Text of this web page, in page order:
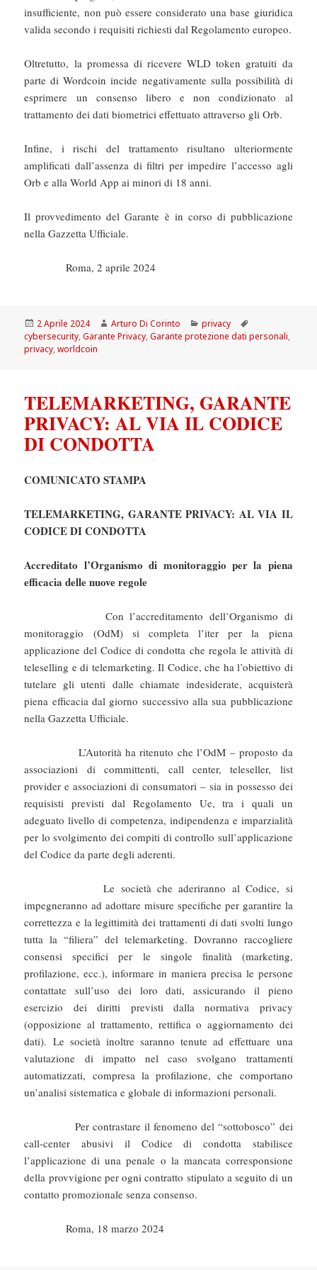
insufficiente, non può essere considerato una base giuridica
valida secondo i requisiti richiesti dal Regolamento europeo.
Oltretutto, la promessa di ricevere WLD token gratuiti da
parte di Wordcoin incide negativamente sulla possibilità di
esprimere un consenso libero e non condizionato al
trattamento dei dati biometrici effettuato attraverso gli Orb.
Infine, i rischi del trattamento risultano ulteriormente
amplificati dall’assenza di filtri per impedire l’accesso agli
Orb e alla World App ai minori di 18 anni.
Il provvedimento del Garante è in corso di pubblicazione
nella Gazzetta Ufficiale.
Roma, 2 aprile 2024
Scritto
il
2 Aprile 2024 Autore
Arturo Di Corinto Categorie
privacy
cybersecurity,Garante Privacy,Garante protezione dati personali,
privacy,worldcoin
TELEMARKETING, GARANTE
PRIVACY: AL VIA IL CODICE
DI CONDOTTA
COMUNICATO STAMPA
TELEMARKETING, GARANTE PRIVACY: AL VIA IL
CODICE DI CONDOTTA
Accreditato l’Organismo di monitoraggio per la piena
efficacia delle nuove regole
Con l’accreditamento dell’Organismo di
monitoraggio (OdM) si completa l’iter per la piena
applicazione del Codice di condotta che regola le attività di
teleselling e di telemarketing. Il Codice, che ha l’obiettivo di
tutelare gli utenti dalle chiamate indesiderate, acquisterà
piena efficacia dal giorno successivo alla sua pubblicazione
nella Gazzetta Ufficiale.
L’Autorità ha ritenuto che l’OdM – proposto da
associazioni di committenti, call center, teleseller, list
provider e associazioni di consumatori – sia in possesso dei
requisisti previsti dal Regolamento Ue, tra i quali un
adeguato livello di competenza, indipendenza e imparzialità
per lo svolgimento dei compiti di controllo sull’applicazione
del Codice da parte degli aderenti.
Le società che aderiranno al Codice, si
impegneranno ad adottare misure specifiche per garantire la
correttezza e la legittimità dei trattamenti di dati svolti lungo
tutta la “filiera” del telemarketing. Dovranno raccogliere
consensi specifici per le singole finalità (marketing,
profilazione, ecc.), informare in maniera precisa le persone
contattate sull’uso dei loro dati, assicurando il pieno
esercizio dei diritti previsti dalla normativa privacy
(opposizione al trattamento, rettifica o aggiornamento dei
dati). Le società inoltre saranno tenute ad effettuare una
valutazione di impatto nel caso svolgano trattamenti
automatizzati, compresa la profilazione, che comportano
un’analisi sistematica e globale di informazioni personali.
Per contrastare il fenomeno del “sottobosco” dei
call-center abusivi il Codice di condotta stabilisce
l’applicazione di una penale o la mancata corresponsione
della provvigione per ogni contratto stipulato a seguito di un
contatto promozionale senza consenso.
Roma, 18 marzo 2024